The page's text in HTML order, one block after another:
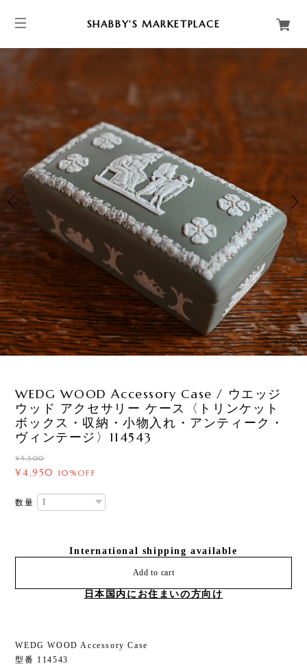
SHABBY'S MARKETPLACE
3/20
WEDG WOOD Accessory Case / ウエッジ
ウッド アクセサリー ケース〈トリンケット
ボックス・収納・小物入れ・アンティーク・
ヴィンテージ〉114543
¥5,500
¥4,950 10%OFF
数量
International shipping available
Add to cart
日本国内にお住まいの方向け
WEDG WOOD Accessory Case
型番 114543